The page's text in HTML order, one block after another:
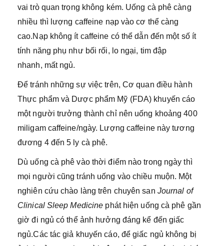
vai trò quan trọng không kém. Uống cà phê càng
nhiều thì lượng caffeine nạp vào cơ thể càng
cao.Nạp không ít caffeine có thể dẫn đến một số ít
tính năng phụ như bối rối, lo ngại, tim đập
nhanh, mất ngủ.
Để tránh những sự việc trên, Cơ quan điều hành
Thực phẩm và Dược phẩm Mỹ (FDA) khuyến cáo
một người trưởng thành chỉ nên uống khoảng 400
miligam caffeine/ngày. Lượng caffeine này tương
đương 4 đến 5 ly cà phê.
Dù uống cà phê vào thời điểm nào trong ngày thì
mọi người cũng tránh uống vào chiều muộn. Một
nghiên cứu chào làng trên chuyên san Journal of
Clinical Sleep Medicine phát hiện uống cà phê gần
giờ đi ngủ có thể ảnh hưởng đáng kể đến giấc
ngủ.Các tác giả khuyến cáo, để giấc ngủ không bị